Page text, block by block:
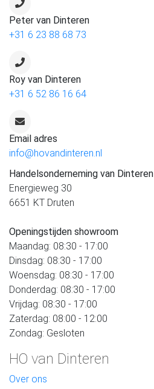
Peter van Dinteren
+31 6 23 88 68 73
Roy van Dinteren
+31 6 52 86 16 64
Email adres
info@hovandinteren.nl
Handelsonderneming van Dinteren
Energieweg 30
6651 KT Druten
Openingstijden showroom
Maandag: 08:30 - 17:00
Dinsdag: 08:30 - 17:00
Woensdag: 08:30 - 17:00
Donderdag: 08:30 - 17:00
Vrijdag: 08:30 - 17:00
Zaterdag: 08:00 - 12:00
Zondag: Gesloten
HO van Dinteren
Over ons